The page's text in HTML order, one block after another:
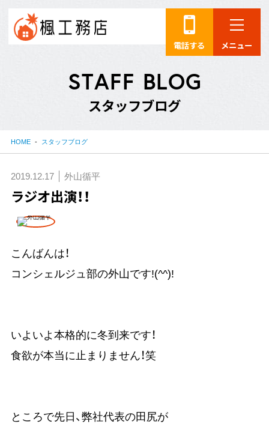
電話する メニュー
STAFF BLOG
スタッフブログ
HOME スタッフブログ
2019.12.17 外山循平
ラジオ出演！！
こんばんは！
コンシェルジュ部の外山です!(^^)!
いよいよ本格的に冬到来です！
食欲が本当に止まりません！笑
ところで先日、弊社代表の田尻が